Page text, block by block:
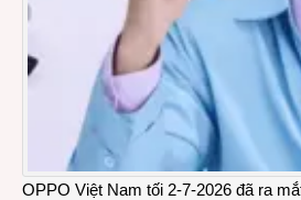
OPPO Việt Nam tối 2-7-2026 đã ra